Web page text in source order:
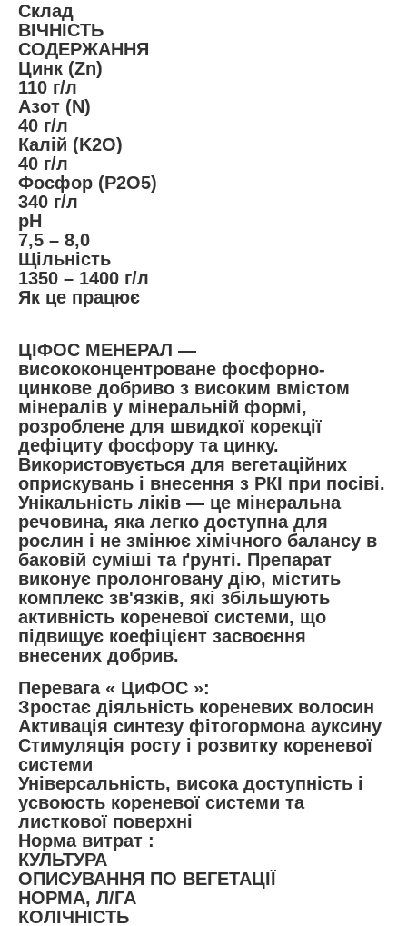
Склад
ВІЧНІСТЬ
СОДЕРЖАННЯ
Цинк (Zn)
110 г/л
Азот (N)
40 г/л
Калій (K2O)
40 г/л
Фосфор (P2O5)
340 г/л
pH
7,5 – 8,0
Щільність
1350 – 1400 г/л
Як це працює
ЦІФОС МЕНЕРАЛ —
висококонцентроване фосфорно-
цинкове добриво з високим вмістом
мінералів у мінеральній формі,
розроблене для швидкої корекції
дефіциту фосфору та цинку.
Використовується для вегетаційних
оприскувань і внесення з РКІ при посіві.
Унікальність ліків — це мінеральна
речовина, яка легко доступна для
рослин і не змінює хімічного балансу в
баковій суміші та ґрунті. Препарат
виконує пролонговану дію, містить
комплекс зв'язків, які збільшують
активність кореневої системи, що
підвищує коефіцієнт засвоєння
внесених добрив.
Перевага « ЦиФОС »:
Зростає діяльність кореневих волосин
Активація синтезу фітогормона ауксину
Стимуляція росту і розвитку кореневої
системи
Універсальність, висока доступність і
усвоюсть кореневої системи та
листкової поверхні
Норма витрат :
КУЛЬТУРА
ОПИСУВАННЯ ПО ВЕГЕТАЦІЇ
НОРМА, Л/ГА
КОЛІЧНІСТЬ